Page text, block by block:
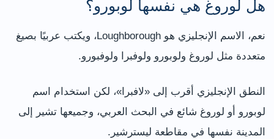
هل لوروغ هي نفسها لوبورو؟
نعم، الاسم الإنجليزي هو Loughborough، ويكتب عربيًا بصيغ
متعددة مثل لوروغ ولوبورو ولوفبرا ولوفبورو.
النطق الإنجليزي أقرب إلى «لافبرا»، لكن استخدام اسم
لوبورو أو لوروغ شائع في البحث العربي، وجميعها تشير إلى
المدينة نفسها في مقاطعة ليسترشير.